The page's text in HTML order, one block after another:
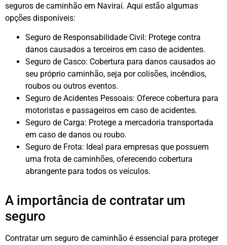
seguros de caminhão em Naviraí. Aqui estão algumas
opções disponíveis:
Seguro de Responsabilidade Civil: Protege contra
danos causados a terceiros em caso de acidentes.
Seguro de Casco: Cobertura para danos causados ao
seu próprio caminhão, seja por colisões, incêndios,
roubos ou outros eventos.
Seguro de Acidentes Pessoais: Oferece cobertura para
motoristas e passageiros em caso de acidentes.
Seguro de Carga: Protege a mercadoria transportada
em caso de danos ou roubo.
Seguro de Frota: Ideal para empresas que possuem
uma frota de caminhões, oferecendo cobertura
abrangente para todos os veículos.
A importância de contratar um
seguro
Contratar um seguro de caminhão é essencial para proteger